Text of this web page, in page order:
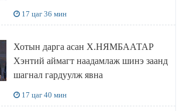
17 цаг 36 мин
Хотын дарга асан Х.НЯМБААТАР
Хэнтий аймагт наадамлаж шинэ заанд
шагнал гардуулж явна
17 цаг 40 мин